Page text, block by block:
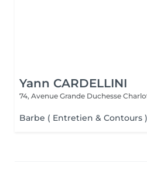
Yann CARDELLINI
74, Avenue Grande Duchesse
Barbe ( Entretien & Contours )